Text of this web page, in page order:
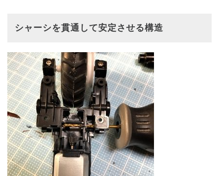
シャーシを貫通して安定させる構造